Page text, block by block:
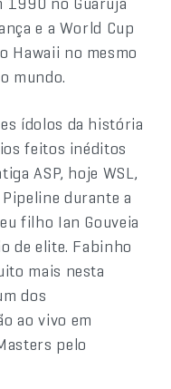
e a World Cup
Hawaii no mesmo
mundo.
ídolos da história
feitos inéditos
ASP, hoje WSL,
durante a
filho Ian Gouveia
de elite. Fabinho
mais nesta
dos
ao vivo em
pelo